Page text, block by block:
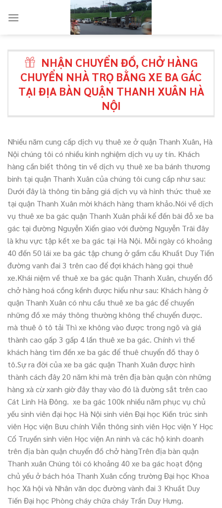
NHẬN CHUYỂN ĐỒ, CHỞ HÀNG
CHUYỂN NHÀ TRỌ BẰNG XE BA GÁC
TẠI ĐỊA BÀN QUẬN THANH XUÂN HÀ
NỘI
Nhiều năm cung cấp dịch vụ thuê xe ở quận Thanh Xuân, Hà
Nội chúng tôi có nhiều kinh nghiệm dịch vụ uy tín. Khách
hàng cần biết thông tin về dịch vụ thuê xe ba bánh thương
binh tại quận Thanh Xuân của chúng tôi cung cấp như sau:
Dưới đây là thông tin bảng giá dịch vụ và hình thức thuê xe
tại quận Thanh Xuân mời khách hàng tham khảo.Nói về dịch
vụ thuê xe ba gác quận Thanh Xuân phải kể đến bãi đỗ xe ba
gác tại đường Nguyễn Xiển giao với đường Nguyễn Trãi đây
là khu vực tập kết xe ba gác tại Hà Nội. Mỗi ngày có khoảng
40 đến 50 lái xe ba gác tập chung ở gầm cầu Khuất Duy Tiến
đường vanh đai 3 trên cao để đợi khách hàng gọi thuê
xe.Khái niệm về thuê xe ba gác quận Thanh Xuân, chuyển đồ
chở hàng hoá cồng kềnh được hiểu như sau: Khách hàng ở
quận Thanh Xuân có nhu cầu thuê xe ba gác để chuyển
những đồ xe máy thông thường không thể chuyển được.
mà thuê ô tô tải Thì xe không vào được trong ngõ và giá
thành cao gấp 3 gấp 4 lần thuê xe ba gác. Chính vì thế
khách hàng tìm đến xe ba gác để thuê chuyển đồ thay ô
tô.Sự ra đời của xe ba gác quận Thanh Xuân được hình
thành cách đây 20 năm khi mà trên địa bàn quận còn những
hàng xà cừ xanh giờ đây thay vào đó là đường sắt trên cao
Cát Linh Hà Đông. xe ba gác 100k nhiều năm phục vụ chủ
yếu sinh viên đại học Hà Nội sinh viên Đại học Kiến trúc sinh
viên Học viện Bưu chính Viễn thông sinh viên Học viện Y Học
Cổ Truyền sinh viên Học viện An ninh và các hộ kinh doanh
trên địa bàn quận chuyển đồ chở hàngTrên địa bàn quận
Thanh xuân Chúng tôi có khoảng 40 xe ba gác hoạt động
chủ yếu ở bách hóa Thanh Xuân cổng trường Đại học Khoa
học Xã hội và Nhân văn dọc đường vành đai 3 Khuất Duy
Tiến Đại học Phòng cháy chữa cháy Trần Duy Hưng.